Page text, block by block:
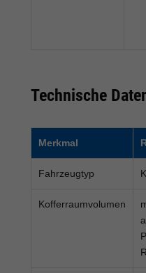
Technische
Merkmal
Fahrzeugtyp
Kofferraumvolumen